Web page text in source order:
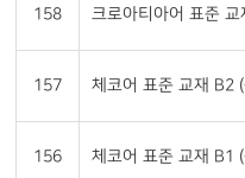
158 크로아티아어 표준
157 체코어 표준 교재 B2
156 체코어 표준 교재 B1